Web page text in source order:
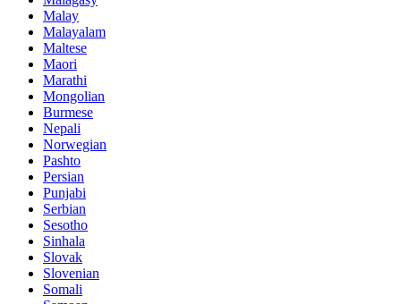
Malay
Malayalam
Maltese
Maori
Marathi
Mongolian
Burmese
Nepali
Norwegian
Pashto
Persian
Punjabi
Serbian
Sesotho
Sinhala
Slovak
Slovenian
Somali